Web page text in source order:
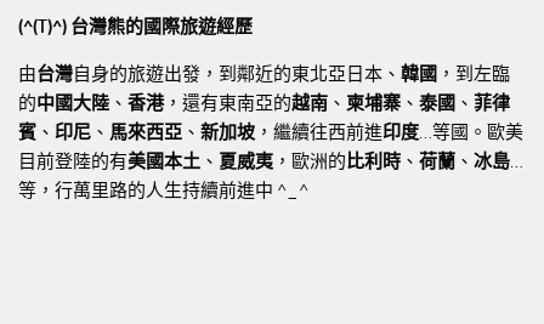
(^(T)^) 台灣熊的國際旅遊經歷
由台灣自身的旅遊出發，到鄰近的東北亞日本、 韓國 ，到左臨
的中國大陸 、 香港，還有東南亞的越南 、 柬埔寨 、 泰國 、 菲律
賓 、 印尼 、 馬來西亞 、 新加坡 ，繼續往西前進印度…等國。歐美
目前登陸的有美國本土 、 夏威夷 ，歐洲的比利時 、 荷蘭 、 冰島…
等，行萬里路的人生持續前進中 ^_^